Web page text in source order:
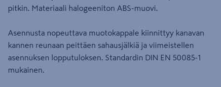
pitkin. Materiaali halogeeniton ABS-muovi.
Asennusta nopeuttava muotokappale kiinnittyy kanavan
kannen reunaan peittäen sahausjälkiä ja viimeistellen
asennuksen lopputuloksen. Standardin DIN EN 50085-1
mukainen.